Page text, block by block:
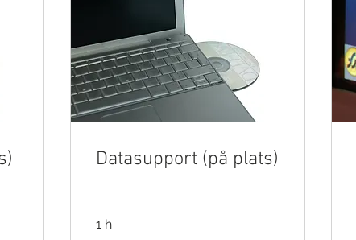
Datasupport (på plats)
1 h